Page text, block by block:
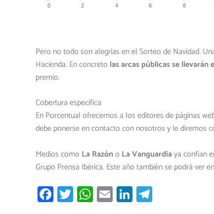
Pero no todo son alegrías en el Sorteo de Navidad.
Hacienda. En concreto las arcas públicas se
premio.
Cobertura específica
En Porcentual ofrecemos a los editores de páginas
debe ponerse en contacto con nosotros y le diremos
Medios como La Razóno La Vanguardiaya confían
Grupo Prensa Ibérica. Este año también se podrá ver
Fa T W E Li